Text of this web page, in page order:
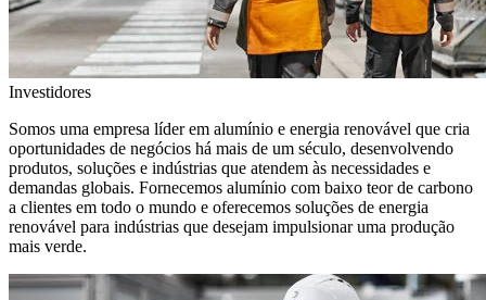
Investidores
Somos uma empresa líder em alumínio e energia renovável que cria
oportunidades de negócios há mais de um século, desenvolvendo
produtos, soluções e indústrias que atendem às necessidades e
demandas globais. Fornecemos alumínio com baixo teor de carbono
a clientes em todo o mundo e oferecemos soluções de energia
renovável para indústrias que desejam impulsionar uma produção
mais verde.